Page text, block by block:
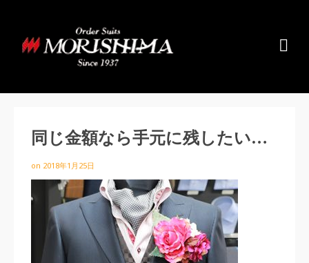
同じ金額なら手元に残したい…
on 2018年1月25日